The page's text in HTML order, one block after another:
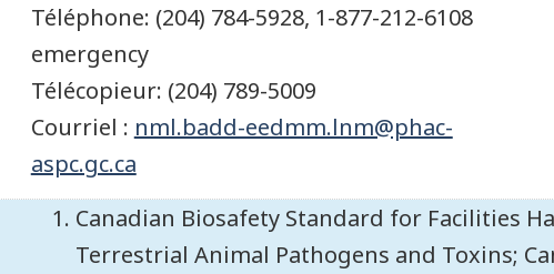
Téléphone: (204) 784-5928, 1-877-212-6108
emergency
Télécopieur: (204) 789-5009
Courriel : nml.badd-eedmm.lnm@phac-
aspc.gc.ca
Canadian Biosafety Standard for Facilities
Terrestrial Animal Pathogens and Toxins;